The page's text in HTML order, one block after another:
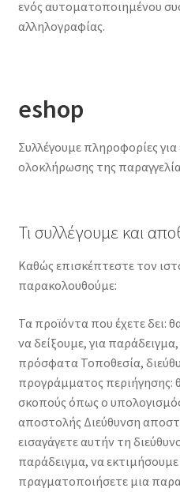
ενός αυτοματοποιημένου
αλληλογραφίας.
eshop
Συλλέγουμε πληροφορίες
ολοκλήρωσης της
Τι συλλέγουμε και
Καθώς επισκέπτεστε τον
παρακολουθούμε:
Τα προϊόντα που έχετε δει:
να δείξουμε, για
πρόσφατα Τοποθεσία,
προγράμματος περιήγησης:
σκοπούς όπως ο
αποστολής Διεύθυνση
εισαγάγετε αυτήν τη
παράδειγμα, να
πραγματοποιήσετε μια